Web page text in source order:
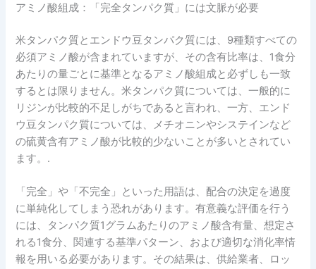
アミノ酸組成：「完全タンパク質」には文脈が必要
米タンパク質とエンドウ豆タンパク質には、9種類すべての
必須アミノ酸が含まれていますが、その含有比率は、1食分
あたりの量ごとに基準となるアミノ酸組成と必ずしも一致
するとは限りません。米タンパク質については、一般的に
リジンが比較的不足しがちであると言われ、一方、エンド
ウ豆タンパク質については、メチオニンやシステインなど
の硫黄含有アミノ酸が比較的少ないことが多いとされてい
ます。.
「完全」や「不完全」といった用語は、配合の決定を過度
に単純化してしまう恐れがあります。有意義な評価を行う
には、タンパク質1グラムあたりのアミノ酸含有量、想定さ
れる1食分、関連する基準パターン、および適切な消化率情
報を用いる必要があります。その結果は、供給業者、ロッ